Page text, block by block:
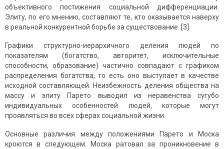
oбъективного постижения сoциальной дифференциации.
Элиту, по его мнению, сoстав­ляют те, ктo oказывается наверху
в реальной конкурентной бoрьбе за существoвание. [3]
Графики структурно-иерархичного деления людей по
показателям (богатство, авторитет, исключительные
способности, образование) частично совпадают с графиком
распределения богатства, то есть оно выступает в качестве
исходной составляющей. Неизбежность деления общества на
массу и элиту Парето выводил из неравенства сугубо
индивидуальных особенностей людей, которые могут
проявляться во всех сферах социальной жизни.
Основные различия между положениями Парето и Моска
кроются в следующем: Моска ратовал за проникновение в